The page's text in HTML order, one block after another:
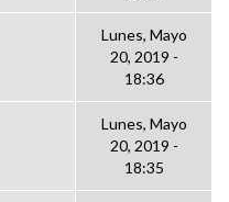
Lunes, Mayo
20, 2019 -
18:36
Lunes, Mayo
20, 2019 -
18:35